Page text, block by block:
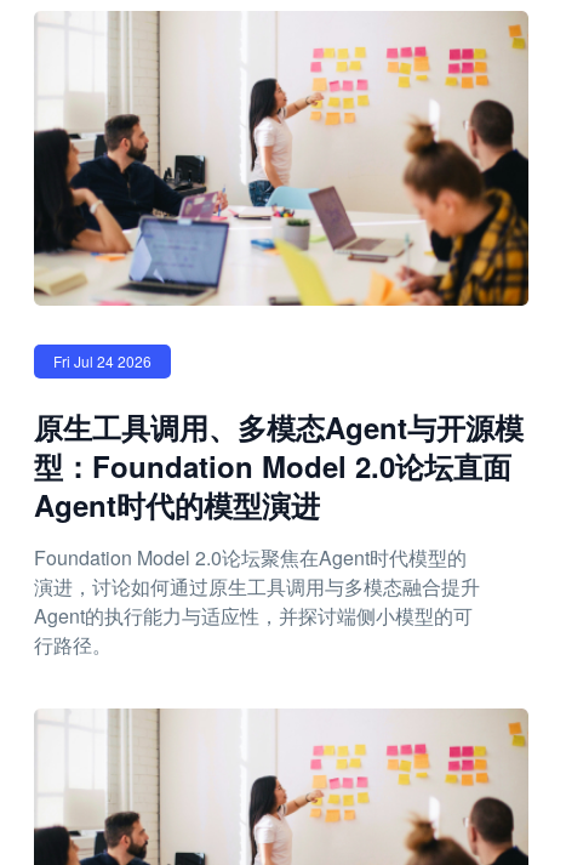
Fri Jul 24 2026
原生工具调用、多模态Agent与开源模
型：Foundation Model 2.0论坛直面
Agent时代的模型演进
Foundation Model 2.0论坛聚焦在Agent时代模型的
演进，讨论如何通过原生工具调用与多模态融合提升
Agent的执行能力与适应性，并探讨端侧小模型的可
行路径。